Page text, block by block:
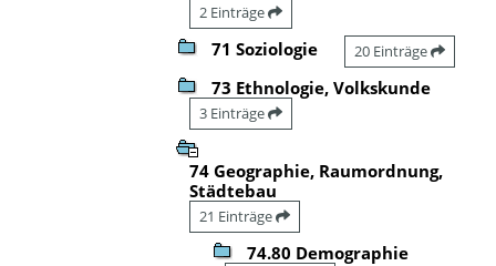
2 Einträge
71 Soziologie 20 Einträge
73 Ethnologie, Volkskunde
3 Einträge
74 Geographie, Raumordnung,
Städtebau
21 Einträge
74.80 Demographie